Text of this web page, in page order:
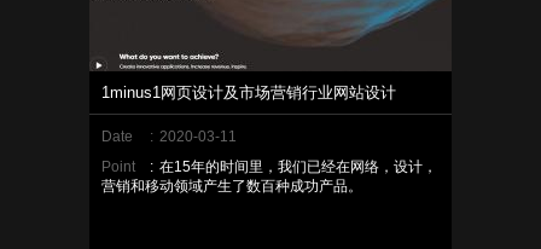
1minus1网页设计及市场营销行业网站设计
Date : 2020-03-11
Point
: 在15年的时间里，我们已经在网络，设计，
营销和移动领域产生了数百种成功产品。